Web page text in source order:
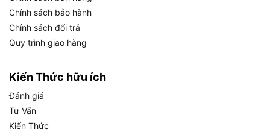
được bao nhiêu?
Ledlenser MH5 đạt độ sáng tối đa 400 lumen ở
chế độ High Power với tầm chiếu xa 180 mét, và
với tầm chiếu 40 mét.
sáng mà MH5 cung cấp, cho phép người dùng linh
hoạt điều chỉnh tùy theo từng tình huống thực tế.
Chính sách bảo hành
Chính sách đổi trả
Quy trình giao hàng
Kiến Thức hữu ích
Đánh giá
Tư Vấn
Kiến Thức